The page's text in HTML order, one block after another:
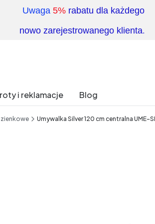
Uwaga 5% rabatu dla każdego
nowo zarejestrowanego klienta.
i reklamacje Blog
Umywalka Silver 120 cm centralna